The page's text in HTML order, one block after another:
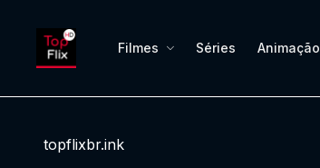
Filmes Séries Animação
topflixbr.ink